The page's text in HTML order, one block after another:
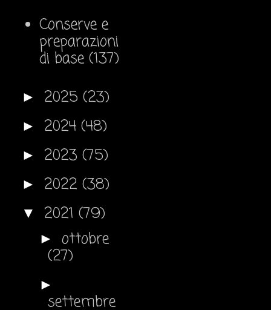
Conserve e
preparazioni
di base (137)
► 2025 (23)
► 2024 (48)
► 2023 (75)
► 2022 (38)
▼ 2021 (79)
► ottobre
(27)
►
settembre